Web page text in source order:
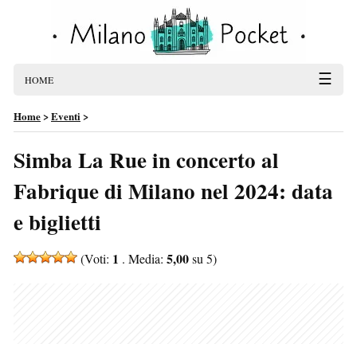
HOME ☰
Home>Eventi>
Simba La Rue in concerto al
Fabrique di Milano nel 2024: data
e biglietti
(Voti: 1 . Media: 5,00su 5)